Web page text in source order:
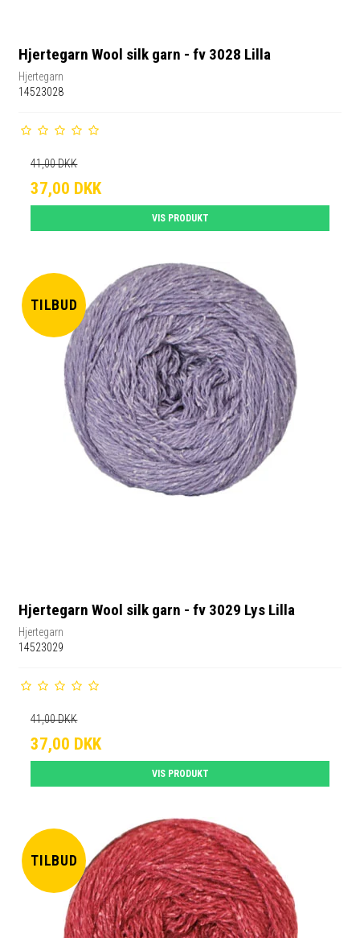
Hjertegarn Wool silk garn - fv 3028 Lilla
Hjertegarn
14523028
41,00 DKK
37,00 DKK
VIS PRODUKT
TILBUD
Hjertegarn Wool silk garn - fv 3029 Lys Lilla
Hjertegarn
14523029
41,00 DKK
37,00 DKK
VIS PRODUKT
TILBUD